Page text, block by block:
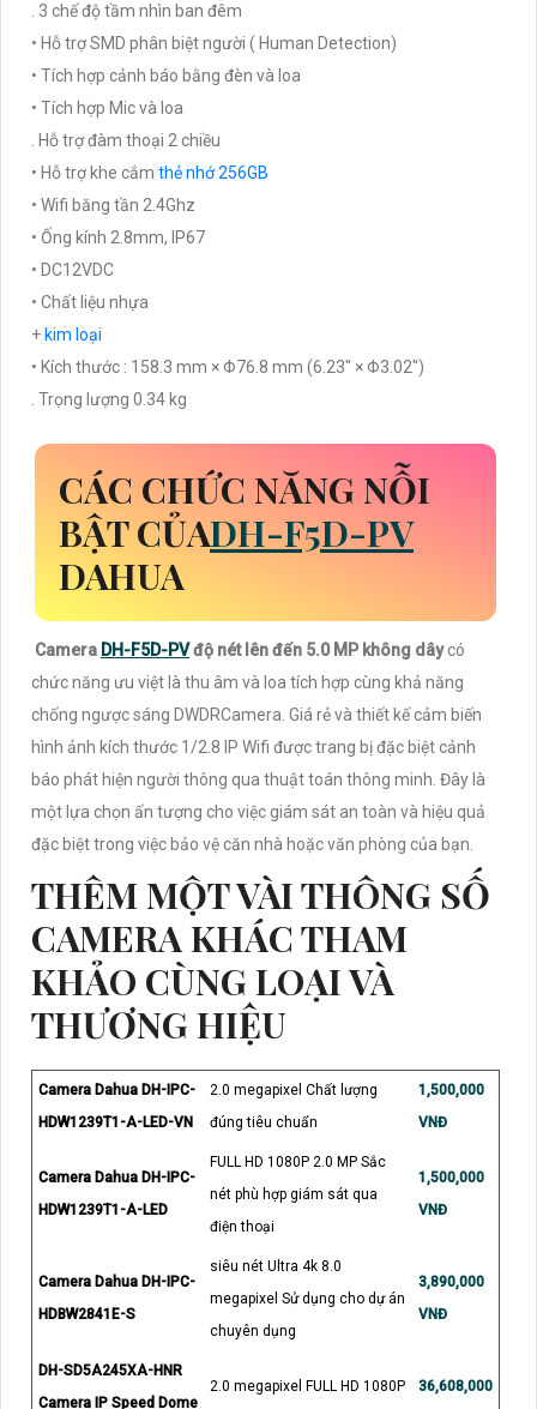
. 3 chế độ tầm nhìn ban đêm
• Hỗ trợ SMD phân biệt người ( Human Detection)
• Tích hợp cảnh báo bằng đèn và loa
• Tích hợp Mic và loa
. Hỗ trợ đàm thoại 2 chiều
• Hỗ trợ khe cắm thẻ nhớ 256GB
• Wifi băng tần 2.4Ghz
• Ống kính 2.8mm, IP67
• DC12VDC
• Chất liệu nhựa
+ kim loại
• Kích thước : 158.3 mm × Φ76.8 mm (6.23" × Φ3.02")
. Trọng lượng 0.34 kg
CÁC CHỨC NĂNG NỖI
BẬT CỦADH-F5D-PV
DAHUA
Camera DH-F5D-PVđộ nét lên đến 5.0 MP không dâycó
chức năng ưu việt là thu âm và loa tích hợp cùng khả năng
chống ngược sáng DWDRCamera. Giá rẻ và thiết kế cảm biến
hình ảnh kích thước 1/2.8 IP Wifi được trang bị đặc biệt cảnh
báo phát hiện người thông qua thuật toán thông minh. Đây là
một lựa chọn ấn tượng cho việc giám sát an toàn và hiệu quả
đặc biệt trong việc bảo vệ căn nhà hoặc văn phòng của bạn.
THÊM MỘT VÀI THÔNG SỐ
CAMERA KHÁC THAM
KHẢO CÙNG LOẠI VÀ
THƯƠNG HIỆU
Camera Dahua DH-IPC-
HDW1239T1-A-LED-VN
2.0 megapixel Chất lượng
đúng tiêu chuẩn
1,500,000
VNĐ
Camera Dahua DH-IPC-
HDW1239T1-A-LED
FULL HD 1080P 2.0 MP Sắc
nét phù hợp giám sát qua
điện thoại
1,500,000
VNĐ
Camera Dahua DH-IPC-
HDBW2841E-S
siêu nét Ultra 4k 8.0
megapixel Sử dụng cho dự án
chuyên dụng
3,890,000
VNĐ
DH-SD5A245XA-HNR
Camera IP Speed Dome
2.0 megapixel FULL HD 1080P 36,608,000